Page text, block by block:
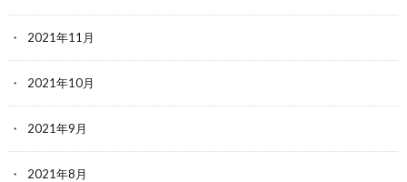
2021年11月
2021年10月
2021年9月
2021年8月